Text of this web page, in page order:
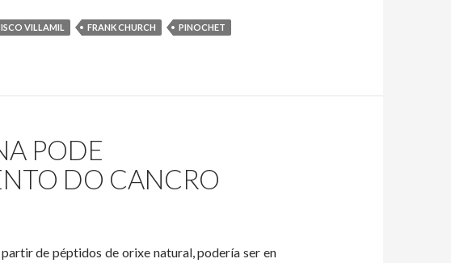
VILLAMIL FRANK CHURCH
PINOCHET
PODE
DO CANCRO
de péptidos de orixe natural, podería ser en